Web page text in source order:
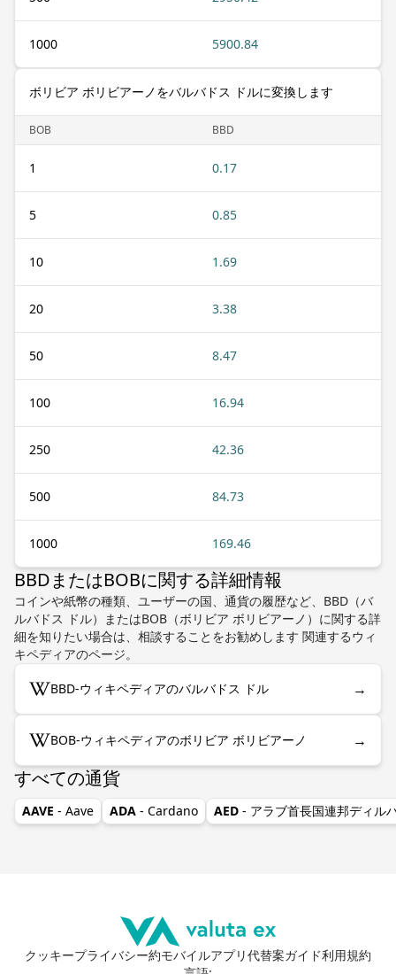
1000 5900.84
ボリビア ボリビアーノをバルバドス ドルに変換します
BOB BBD
1 0.17
5 0.85
10 1.69
20 3.38
50 8.47
100 16.94
250 42.36
500 84.73
1000 169.46
BBDまたはBOBに関する詳細情報
コインや紙幣の種類、ユーザーの国、通貨の履歴など、BBD（バ
ルバドス ドル）またはBOB（ボリビア ボリビアーノ）に関する詳
細を知りたい場合は、相談することをお勧めします 関連するウィ
キペディアのページ。
BBD-ウィキペディアのバルバドス ドル →
BOB-ウィキペディアのボリビア ボリビアーノ →
すべての通貨
AAVE - Aave ADA - Cardano AED - アラブ首長国連邦ディル
クッキープライバシー約モバイルアプリ代替案ガイド利用規約